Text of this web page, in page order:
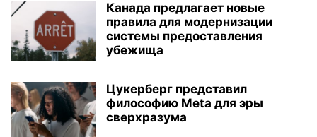
Канада предлагает новые
правила для модернизации
системы предоставления
убежища
Цукерберг представил
философию Meta для эры
сверхразума